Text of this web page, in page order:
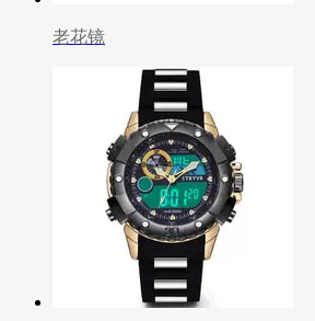
老花镜